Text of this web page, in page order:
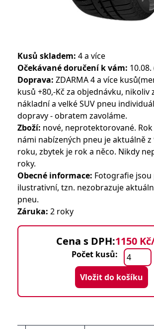
Kusů skladem: 4 a více
Očekávané doručení k vám:
Doprava: ZDARMA 4 a více
kusů +80,-Kč za objednávku, nikoliv
nákladní a velké SUV pneu
dopravy - obratem zavoláme.
Zboží: nové, neprotektorované.
námi nabízených pneu je aktuálně z
roku, zbytek je rok a něco. Nikdy
roky.
Obecné informace: Fotografie jsou
ilustrativní, tzn. nezobrazuje
pneu.
Záruka: 2 roky
Cena s DPH:1150
Počet kusů:
Vložit do košíku